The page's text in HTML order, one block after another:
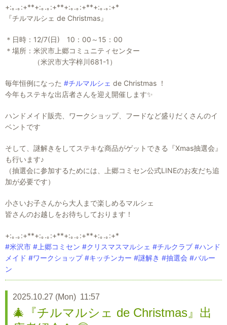
+:｡.｡:+**+:｡.｡:+**+:｡.｡:+**+:｡.｡:+*
『チルマルシェ de Christmas』
＊日時：12/7(日) 10：00～15：00
＊場所：米沢市上郷コミュニティセンター
（米沢市大字梓川681-1）
毎年恒例になった #チルマルシェ de Christmas ！
今年もステキな出店者さんを迎え開催します✨
ハンドメイド販売、ワークショップ、フードなど盛りだくさんのイ
ベントです
そして、謎解きをしてステキな商品がゲットできる『Xmas抽選会』
も行います♪
（抽選会に参加するためには、上郷コミセン公式LINEのお友だち追
加が必要です）
小さいお子さんから大人まで楽しめるマルシェ
皆さんのお越しをお待ちしております！
+:｡.｡:+**+:｡.｡:+**+:｡.｡:+**+:｡.｡:+*
#米沢市 #上郷コミセン #クリスマスマルシェ #チルクラブ #ハンド
メイド #ワークショップ #キッチンカー #謎解き #抽選会 #バルー
ン
2025.10.27 (Mon) 11:57
🎄『チルマルシェ de Christmas』出